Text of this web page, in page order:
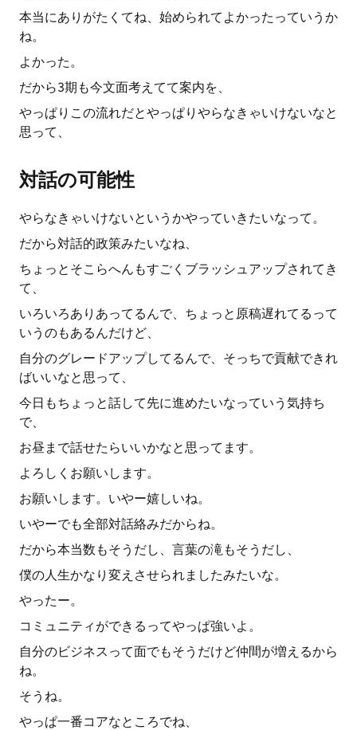
本当にありがたくてね、始められてよかったっていうか
ね。
よかった。
だから3期も今文面考えてて案内を、
やっぱりこの流れだとやっぱりやらなきゃいけないなと
思って、
対話の可能性
やらなきゃいけないというかやっていきたいなって。
だから対話的政策みたいなね、
ちょっとそこらへんもすごくブラッシュアップされてき
て、
いろいろありあってるんで、ちょっと原稿遅れてるって
いうのもあるんだけど、
自分のグレードアップしてるんで、そっちで貢献できれ
ばいいなと思って、
今日もちょっと話して先に進めたいなっていう気持ち
で、
お昼まで話せたらいいかなと思ってます。
よろしくお願いします。
お願いします。いやー嬉しいね。
いやーでも全部対話絡みだからね。
だから本当数もそうだし、言葉の滝もそうだし、
僕の人生かなり変えさせられましたみたいな。
やったー。
コミュニティができるってやっぱ強いよ。
自分のビジネスって面でもそうだけど仲間が増えるから
ね。
そうね。
やっぱ一番コアなところでね、